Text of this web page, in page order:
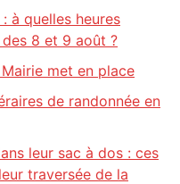
à quelles heures
8 et 9 août ?
met en place
de randonnée en
leur sac à dos : ces
traversée de la